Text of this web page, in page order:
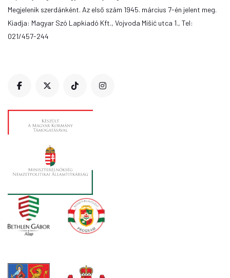
Megjelenik szerdánként. Az első szám 1945. március 7-én jelent meg.
Kiadja: Magyar Szó Lapkiadó Kft., Vojvoda Mišić utca 1., Tel:
021/457-244